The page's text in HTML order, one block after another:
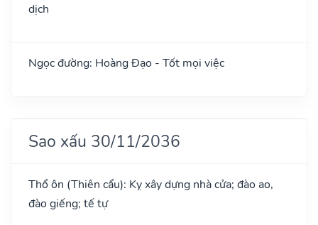
dịch
Ngọc đường: Hoàng Đạo - Tốt mọi việc
Sao xấu 30/11/2036
Thổ ôn (Thiên cẩu): Kỵ xây dựng nhà cửa; đào ao,
đào giếng; tế tự